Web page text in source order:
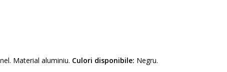
Material aluminiu. Culori disponibile: Negru.